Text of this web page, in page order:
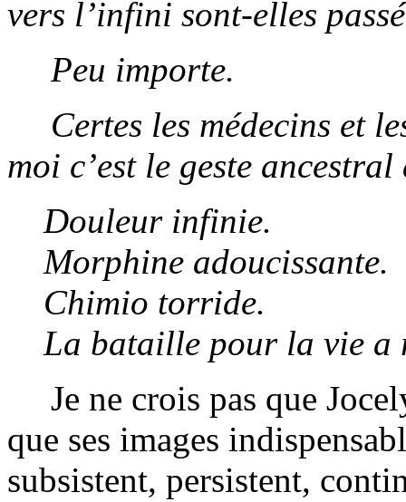
vers l’infini sont-elles
Peu importe.
Certes les médecins et
moi c’est le geste
Douleur infinie.
Morphine adoucissante.
Chimio torride.
La bataille pour la vie a
Je ne crois pas que
que ses images
subsistent, persistent,